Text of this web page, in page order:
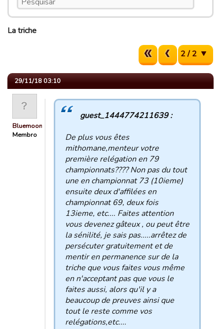
La triche
2 / 2
29/11/18 03:10
Bluemooners
Membro
guest_1444774211639 :
De plus vous êtes
mithomane,menteur votre
première relégation en 79
championnats???? Non pas du tout
une en championnat 73 (10ieme)
ensuite deux d'affilées en
championnat 69, deux fois
13ieme, etc.... Faites attention
vous devenez gâteux , ou peut être
la sénilité, je sais pas.....arrêtez de
persécuter gratuitement et de
mentir en permanence sur de la
triche que vous faites vous même
en n'acceptant pas que vous le
faites aussi, alors qu'il y a
beaucoup de preuves ainsi que
tout le reste comme vos
relégations,etc....